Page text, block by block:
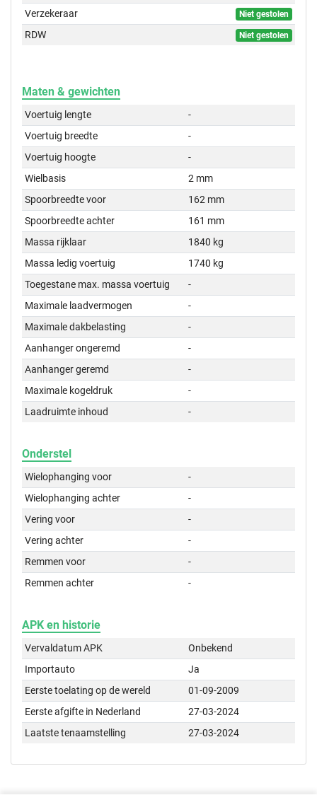
Verzekeraar Niet gestolen
RDW Niet gestolen
Maten & gewichten
Voertuig lengte
-
Voertuig breedte
-
Voertuig hoogte
-
Wielbasis
2 mm
Spoorbreedte voor
162 mm
Spoorbreedte achter
161 mm
Massa rijklaar
1840 kg
Massa ledig voertuig
1740 kg
Toegestane max. massa voertuig
-
Maximale laadvermogen
-
Maximale dakbelasting
-
Aanhanger ongeremd
-
Aanhanger geremd
-
Maximale kogeldruk
-
Laadruimte inhoud
-
Onderstel
Wielophanging voor
-
Wielophanging achter
-
Vering voor
-
Vering achter
-
Remmen voor
-
Remmen achter
-
APK en historie
Vervaldatum APK
Onbekend
Importauto
Ja
Eerste toelating op de wereld
01-09-2009
Eerste afgifte in Nederland
27-03-2024
Laatste tenaamstelling
27-03-2024